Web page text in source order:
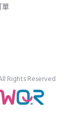
單
Rights Reserved